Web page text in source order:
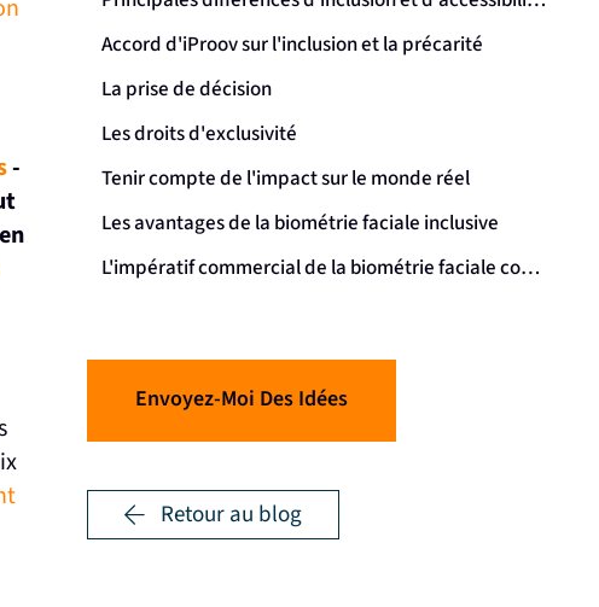
-
Accord d'iProov sur l'inclusion et la précarité
La prise de décision
Les droits d'exclusivité
Tenir compte de l'impact sur le monde réel
Les avantages de la biométrie faciale inclusive
L'impératif commercial de la biométrie faciale confiante et inclusive
Envoyez-Moi Des Idées
Retour au blog